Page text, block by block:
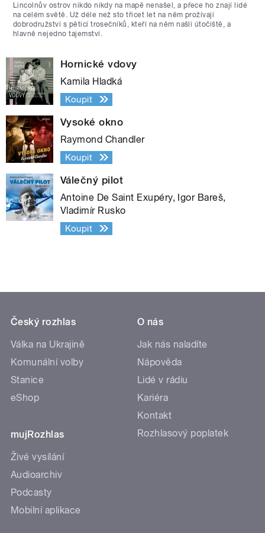
Lincolnův ostrov nikdo nikdy na mapě nenašel, a přece ho znají lidé
na celém světě. Už déle než sto třicet let na něm prožívají
dobrodružství s pěticí trosečníků, kteří na něm našli útočiště, a
hlavně nejedno tajemství.
Hornické vdovy
Kamila Hladká
Koupit
Vysoké okno
Raymond Chandler
Koupit
Válečný pilot
Antoine De Saint Exupéry, Igor Bareš,
Vladimír Rusko
Koupit
Český rozhlas
Válka na Ukrajině
Komunální volby
Stanice
eShop
mujRozhlas
Živé vysílání
Audioarchiv
Podcasty
Mobilní aplikace
O nás
Jak nás naladíte
Nápověda
Lidé v rádiu
Kariéra
Kontakt
Rozhlasový poplatek